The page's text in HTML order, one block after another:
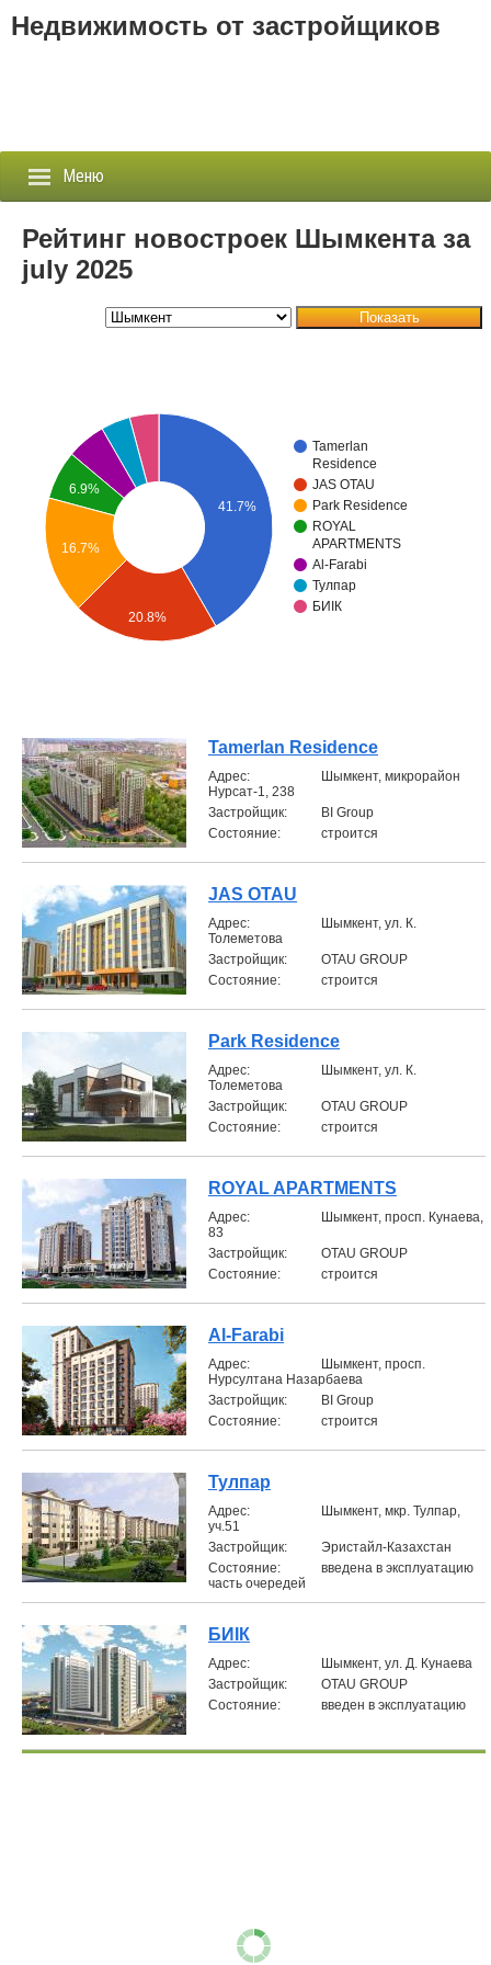
Недвижимость от застройщиков
Меню
Застройщики
Новостройки
Агентства
Объявления
Кабинет
Рейтинг новостроек Шымкента за
july 2025
Показать
Tamerlan
Residence
JAS OTAU
Park Residence
ROYAL
APARTMENTS
Al-Farabi
Тулпар
БИIК
41.7%
6.9%
16.7%
20.8%
Tamerlan Residence
Aдрес:
Шымкент, микрорайон
Нурсат-1, 238
Застройщик:
BI Group
Состояние:
строится
JAS OTAU
Aдрес:
Шымкент, ул. К.
Толеметова
Застройщик:
OTAU GROUP
Состояние:
строится
Park Residence
Aдрес:
Шымкент, ул. К.
Толеметова
Застройщик:
OTAU GROUP
Состояние:
строится
ROYAL APARTMENTS
Aдрес:
Шымкент, просп. Кунаева,
83
Застройщик:
OTAU GROUP
Состояние:
строится
Al-Farabi
Aдрес:
Шымкент, просп.
Нурсултана Назарбаева
Застройщик:
BI Group
Состояние:
строится
Тулпар
Aдрес:
Шымкент, мкр. Тулпар,
уч.51
Застройщик:
Эристайл-Казахстан
Состояние:
введена в эксплуатацию
часть очередей
БИIК
Aдрес:
Шымкент, ул. Д. Кунаева
Застройщик:
OTAU GROUP
Состояние:
введен в эксплуатацию